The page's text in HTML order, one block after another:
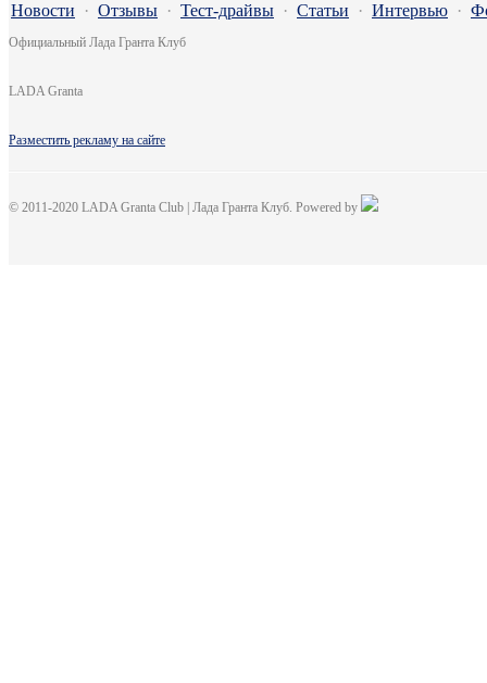
Новости · Отзывы · Тест-драйвы · Статьи · Интервью ·
Официальный Лада Гранта Клуб
LADA Granta
Разместить рекламу на сайте
© 2011-2020 LADA Granta Club | Лада Гранта Клуб. Powered by